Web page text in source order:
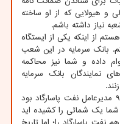
و هیولایی که از او ساخته
نیاز داشته باشم.
از اینکه یکی از ایستگاه
بانک سرمایه در این شعب
داده و شما نیز محاکمه
بانک سرمایه
متهم امامی افزود: محسن دلاویز سال ۹۲ مدیرعامل نفت پاسارگاد بود
مربوط به سال ۹۴ است. شما یک شمائی را کشیده اید